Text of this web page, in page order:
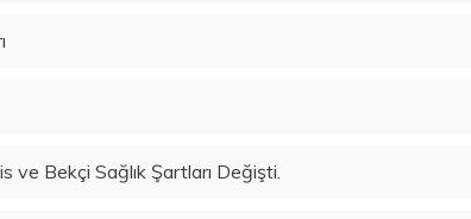
ve Bekçi Sağlık Şartları Değişti.